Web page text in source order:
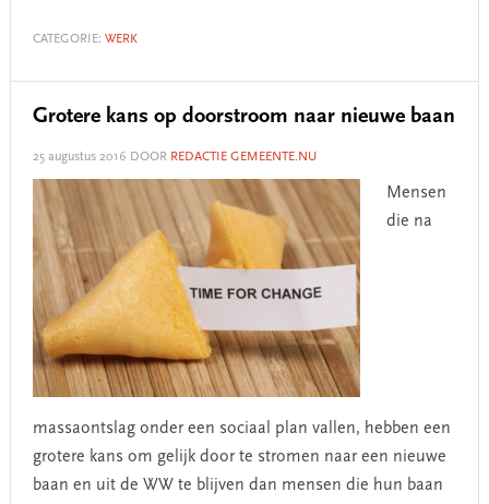
CATEGORIE: WERK
Grotere kans op doorstroom naar nieuwe baan
25 augustus 2016 DOOR REDACTIE GEMEENTE.NU
Mensen
die na
massaontslag onder een sociaal plan vallen, hebben een
grotere kans om gelijk door te stromen naar een nieuwe
baan en uit de WW te blijven dan mensen die hun baan